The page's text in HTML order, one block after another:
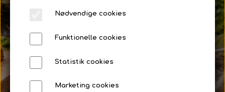
Shop mikrogrønt
Dyrk selv mikrogrønt
Mikrogrønt startpakker
Mikrogrønt frø
Kom i gang
Sådan dyrker du mikrogrønt
Kom nemt i gang med
flere dyrkninger
Nødvendige cookies
Funktionelle cookies
Statistik cookies
Marketing cookies